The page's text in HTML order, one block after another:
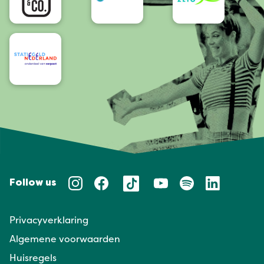
Follow us
Privacyverklaring
Algemene voorwaarden
Huisregels